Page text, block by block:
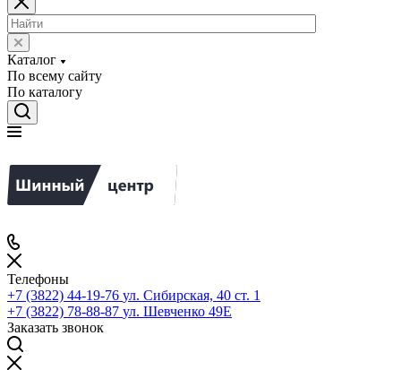
Каталог
По всему сайту
По каталогу
Телефоны
+7 (3822) 44-19-76 ул. Сибирская, 40 ст. 1
+7 (3822) 78-88-87 ул. Шевченко 49Е
Заказать звонок